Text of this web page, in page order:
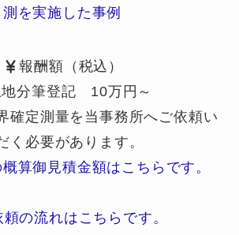
測を実施した事例
報酬額（税込）
地分筆登記 10万円～
確定測量を当事務所へご依頼い
く必要があります。
算御見積金額はこちらです。
頼の流れはこちらです。